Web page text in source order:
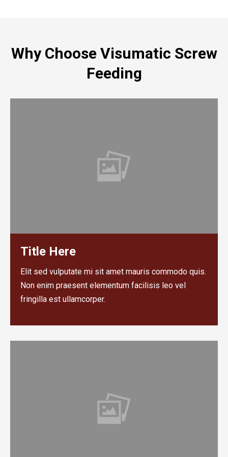
Why Choose Visumatic Screw
Feeding
Title Here
Elit sed vulputate mi sit amet mauris commodo quis.
Non enim praesent elementum facilisis leo vel
fringilla est ullamcorper.